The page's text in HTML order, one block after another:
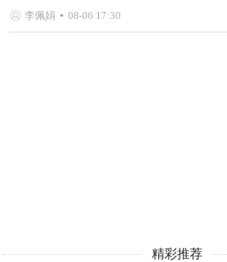
李佩娟 08-06 17:30
精彩推荐